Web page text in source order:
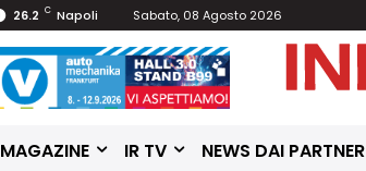
26.2 C Napoli Sabato, 08 Agosto 2026
MAGAZINE IR TV NEWS DAI PARTNER